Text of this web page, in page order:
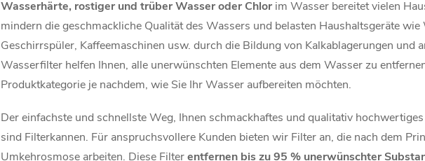
Wasserhärte, rostiger und trüber Wasser oder Chlor im Wasser bereitet vielen
mindern die geschmackliche Qualität des Wassers und belasten Haushaltsgeräte
Geschirrspüler, Kaffeemaschinen usw. durch die Bildung von Kalkablagerungen und
Wasserfilter helfen Ihnen, alle unerwünschten Elemente aus dem Wasser zu
Produktkategorie je nachdem, wie Sie Ihr Wasser aufbereiten möchten.
Der einfachste und schnellste Weg, Ihnen schmackhaftes und qualitativ
sind Filterkannen. Für anspruchsvollere Kunden bieten wir Filter an, die nach dem
Umkehrosmose arbeiten. Diese Filterentfernen bis zu 95 % unerwünschter